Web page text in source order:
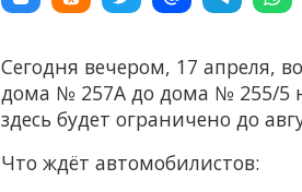
Сегодня вечером, 17 апреля,
дома № 257А до дома № 255/5
здесь будет ограничено до
Что ждёт автомобилистов: